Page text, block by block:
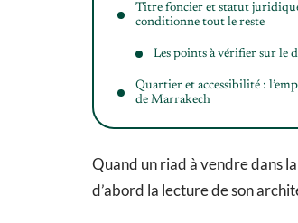
Titre foncier et statut
conditionne tout le reste
Les points à vérifier sur le
Quartier et accessibilité :
de Marrakech
Quand un riad à vendre dans
d’abord la lecture de son